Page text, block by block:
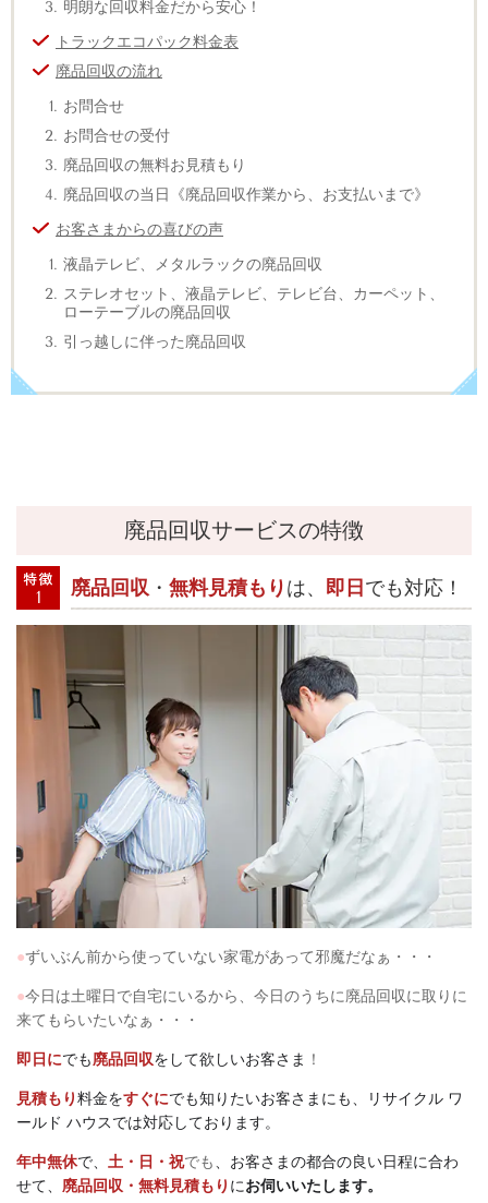
明朗な回収料金だから安心！
トラックエコパック料金表
廃品回収の流れ
お問合せ
お問合せの受付
廃品回収の無料お見積もり
廃品回収の当日《廃品回収作業から、お支払いまで》
お客さまからの喜びの声
液晶テレビ、メタルラックの廃品回収
ステレオセット、液晶テレビ、テレビ台、カーペット、
ローテーブルの廃品回収
引っ越しに伴った廃品回収
廃品回収サービスの特徴
廃品回収 ・ 無料見積もりは、 即日でも対応！
●ずいぶん前から使っていない家電があって邪魔だなぁ・・・
●今日は土曜日で自宅にいるから、今日のうちに廃品回収に取りに
来てもらいたいなぁ・・・
即日にでも廃品回収をして欲しいお客さま ！
見積もり料金をすぐにでも知りたいお客さまにも、リサイクル ワ
ールド ハウスでは対応しております。
年中無休で、 土・日・祝でも
、お客さまの都合の良い日程に合わ
せて、 廃品回収・無料見積もり にお伺いいたします。